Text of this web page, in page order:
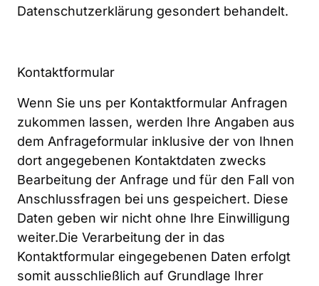
Datenschutzerklärung gesondert behandelt.
Kontaktformular
Wenn Sie uns per Kontaktformular Anfragen
zukommen lassen, werden Ihre Angaben aus
dem Anfrageformular inklusive der von Ihnen
dort angegebenen Kontaktdaten zwecks
Bearbeitung der Anfrage und für den Fall von
Anschlussfragen bei uns gespeichert. Diese
Daten geben wir nicht ohne Ihre Einwilligung
weiter.Die Verarbeitung der in das
Kontaktformular eingegebenen Daten erfolgt
somit ausschließlich auf Grundlage Ihrer